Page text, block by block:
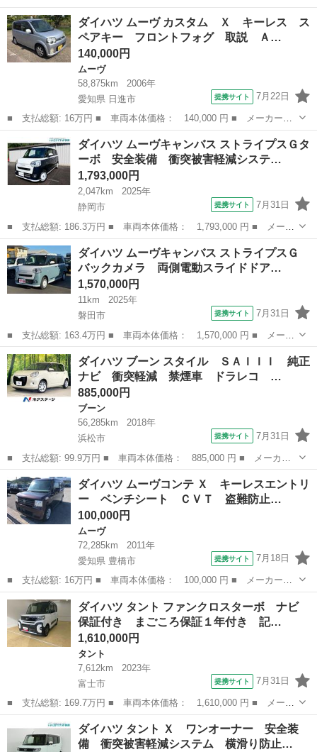
名： ダイハツ ■ 車種名： ムーヴコンテ ■ グレード名： カス
タム ＲＳ フルセグナビ ＣＤ ＤＶＤ ＳＤ ＵＳＢ ブルート
ゥース ＥＴ...
静岡 藤枝市 ムーヴ
ダイハツ ムーヴ カスタム Ｘ キーレス ス
ペアキー フロントフォグ 取説 Ａ…
140,000円
ムーヴ
58,875km
2006年
愛知県 日進市
提携サイト 7月22日
■ 支払総額: 16万円 ■ 車両本体価格： 140,000 円 ■ メーカー
名： ダイハツ ■ 車種名： ムーヴ ■ グレード名： カスタム
Ｘ キーレス スペアキー フロントフォグ 取説 ＡＷ 車検Ｒ
９年４月迄 ■ ...
日進市 ムーヴ
ダイハツ ムーヴキャンバス ストライプスＧタ
ーボ 安全装備 衝突被害軽減システ…
1,793,000円
2,047km
2025年
静岡市
提携サイト 7月31日
■ 支払総額: 186.3万円 ■ 車両本体価格： 1,793,000 円 ■ メーカ
ー名： ダイハツ ■ 車種名： ムーヴキャンバス ■ グレード
名： ストライプスＧターボ 安全装備 衝突被害軽減システム 横
滑り防止機能...
静岡 静岡市 ダイハツ
ダイハツ ムーヴキャンバス ストライプスＧ
バックカメラ 両側電動スライドドア…
1,570,000円
11km
2025年
磐田市
提携サイト 7月31日
■ 支払総額: 163.4万円 ■ 車両本体価格： 1,570,000 円 ■ メーカ
ー名： ダイハツ ■ 車種名： ムーヴキャンバス ■ グレード
名： ストライプスＧ バックカメラ 両側電動スライドドア クリ
アランスソナ...
静岡 磐田市 ダイハツ
ダイハツ ブーン スタイル ＳＡＩＩＩ 純正
ナビ 衝突軽減 禁煙車 ドラレコ …
885,000円
ブーン
56,285km
2018年
浜松市
提携サイト 7月31日
■ 支払総額: 99.9万円 ■ 車両本体価格： 885,000 円 ■ メーカー
名： ダイハツ ■ 車種名： ブーン ■ グレード名： スタイル
ＳＡＩＩＩ 純正ナビ 衝突軽減 禁煙車 ドラレコ コーナーセン
サー スマー...
静岡 浜松市 ブーン
ダイハツ ムーヴコンテ Ｘ キーレスエントリ
ー ベンチシート ＣＶＴ 盗難防止…
100,000円
ムーヴ
72,285km
2011年
愛知県 豊橋市
提携サイト 7月18日
■ 支払総額: 16万円 ■ 車両本体価格： 100,000 円 ■ メーカー
名： ダイハツ ■ 車種名： ムーヴコンテ ■ グレード名： Ｘ
キーレスエントリー ベンチシート ＣＶＴ 盗難防止システム Ａ
ＢＳ ＣＤ 衝突...
愛知 豊橋市 ムーヴ
ダイハツ タント ファンクロスターボ ナビ
保証付き まごころ保証１年付き 記…
1,610,000円
タント
7,612km
2023年
富士市
提携サイト 7月31日
■ 支払総額: 169.7万円 ■ 車両本体価格： 1,610,000 円 ■ メーカ
ー名： ダイハツ ■ 車種名： タント ■ グレード名： ファンク
ロスターボ ナビ 保証付き まごころ保証１年付き 記録簿 取扱
説明書 ...
富士市 タント
ダイハツ タント Ｘ ワンオーナー 安全装
備 衝突被害軽減システム 横滑り防止…